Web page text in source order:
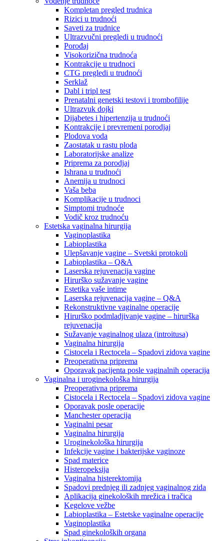
Kompletan pregled trudnica
Rizici u trudnoći
Saveti za trudnice
Ultrazvučni pregledi u trudnoći
Porođaj
Visokorizična trudnoća
Kontrakcije u trudnoci
CTG pregledi u trudnoći
Serklaž
Dabl i tripl test
Prenatalni genetski testovi i trombofilije
Ultrazvuk dojki
Dijabetes i hipertenzija u trudnoći
Kontrakcije i prevremeni porodjaj
Plodova voda
Zaostatak u rastu ploda
Laboratorijske analize
Priprema za porodjaj
Ishrana u trudnoći
Anemija u trudnoci
Vaša beba
Komplikacije u trudnoci
Simptomi trudnoće
Vodič kroz trudnoću
Estetska vaginalna hirurgija
Vaginoplastika
Labioplastika
Ulepšavanje vagine – Svetski protokoli
Labioplastika – Q&A
Laserska rejuvenacija vagine
Hirurško sužavanje vagine
Estetika vaše intime
Laserska rejuvenacija vagine – Q&A
Rekonstruktivne vaginalne operacije
Hirurško podmladjivanje vagine – hirurška
rejuvenacija
Sužavanje vaginalnog ulaza (introitusa)
Vaginalna hirurgija
Cistocela i Rectocela – Spadovi zidova vagine
Preoperativna priprema
Oporavak pacijenta posle vaginalnih operacija
Vaginalna i uroginekološka hirurgija
Preoperativna priprema
Cistocela i Rectocela – Spadovi zidova vagine
Oporavak posle operacije
Manchester operacija
Vaginalni pesar
Vaginalna hirurgija
Uroginekološka hirurgija
Infekcije vagine i bakterijske vaginoze
Spad materice
Histeropeksija
Vaginalna histerektomija
Spadovi prednjeg ili zadnjeg vaginalnog zida
Aplikacija ginekoloških mrežica i tračica
Kegelove vežbe
Labioplastika – Estetske vaginalne operacije
Vaginoplastika
Spad ginekoloških organa